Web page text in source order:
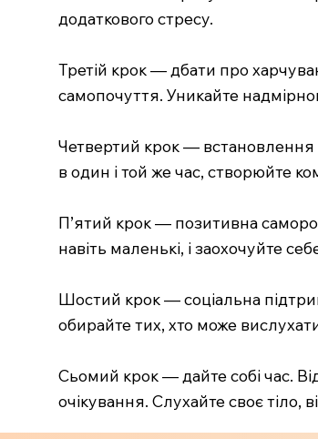
додаткового стресу.
Третій крок — дбати про
самопочуття. Уникайте
Четвертий крок —
в один і той же час, створюйте
П’ятий крок — позитивна
навіть маленькі, і заохочуйте
Шостий крок — соціальна
обирайте тих, хто може
Сьомий крок — дайте собі час.
очікування. Слухайте своє тіло,